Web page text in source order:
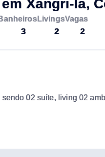
Xangri-lá,
3
Livings
2
Vagas
2
02 suíte, living 02